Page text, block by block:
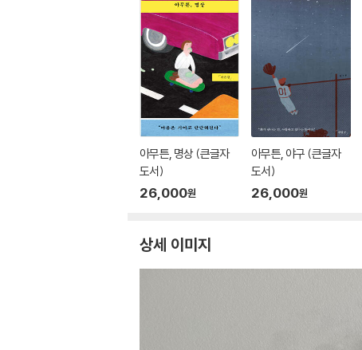
아무튼, 명상 (큰글자
도서)
26,000원
아무튼, 야구 (큰글자
도서)
26,000원
상세 이미지